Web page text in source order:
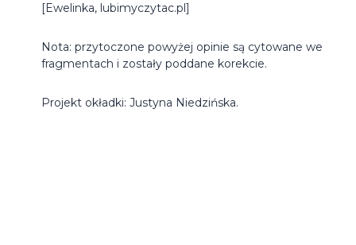
[Ewelinka, lubimyczytac.pl]
Nota: przytoczone powyżej opinie są cytowane we
fragmentach i zostały poddane korekcie.
Projekt okładki: Justyna Niedzińska.